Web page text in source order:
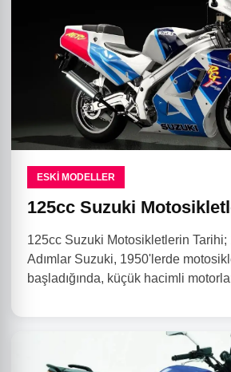
ESKI MODELLER
125cc Suzuki
125cc Suzuki Motosikletlerin Tarihi;
Adımlar Suzuki, 1950'lerde
başladığında, küçük hacimli